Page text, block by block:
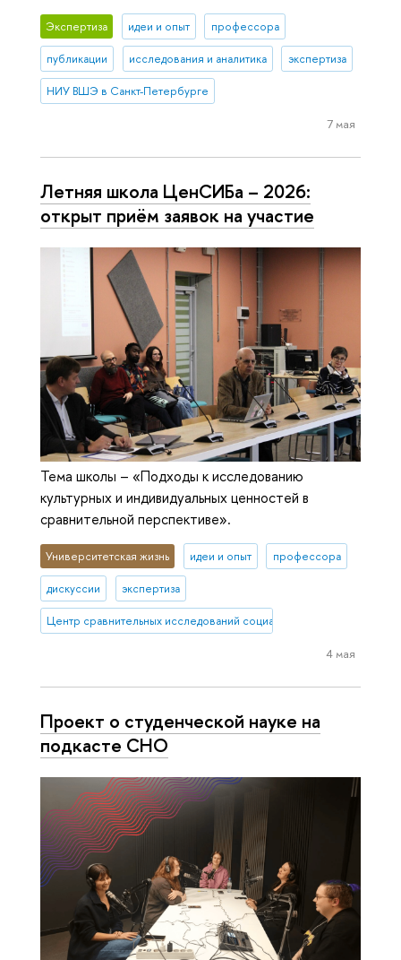
Экспертиза идеи и опыт профессора
публикации исследования и аналитика экспертиза
НИУ ВШЭ в Санкт-Петербурге
7 мая
Летняя школа ЦенСИБа – 2026:
открыт приём заявок на участие
Тема школы – «Подходы к исследованию
культурных и индивидуальных ценностей в
сравнительной перспективе».
Университетская жизнь идеи и опыт профессора
дискуссии экспертиза
Центр сравнительных исследований социального благополучия
4 мая
Проект о студенческой науке на
подкасте СНО